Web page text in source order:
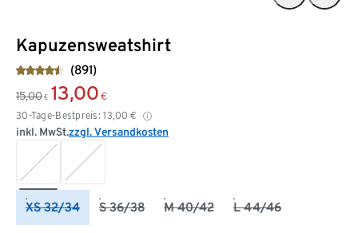
Kapuzensweatshirt
(891)
15,00 € 13,00 €
30-Tage-Bestpreis: 13,00 €
inkl. MwSt.zzgl. Versandkosten
XS 32/34 S 36/38 M 40/42 L 44/46